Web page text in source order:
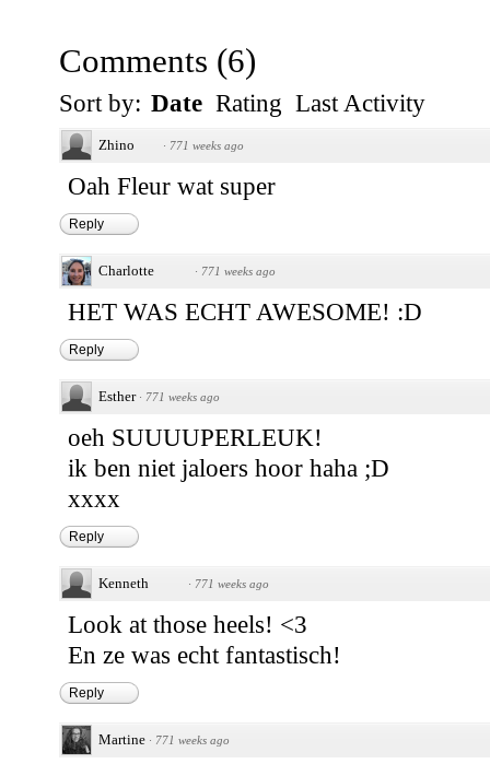
Comments (6)
Sort by: Date Rating Last Activity
Zhino · 771 weeks ago
Oah Fleur wat super
Reply
Charlotte · 771 weeks ago
HET WAS ECHT AWESOME! :D
Reply
Esther · 771 weeks ago
oeh SUUUUPERLEUK!
ik ben niet jaloers hoor haha ;D
xxxx
Reply
Kenneth · 771 weeks ago
Look at those heels! <3
En ze was echt fantastisch!
Reply
Martine · 771 weeks ago